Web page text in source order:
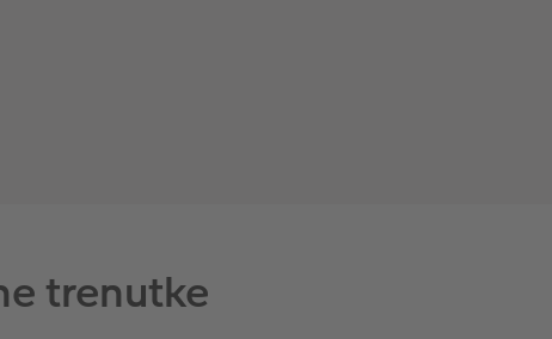
trenutke